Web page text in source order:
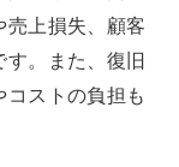
売上損失、顧客
。また、復旧
ストの負担も